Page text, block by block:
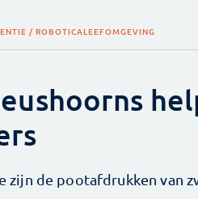
/ ROBOTICALEEFOMGEVING
de pootafdrukken van